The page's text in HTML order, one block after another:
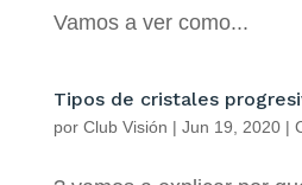
Vamos a ver como...
Tipos de cristales
por Club Visión | Jun 19, 2020|